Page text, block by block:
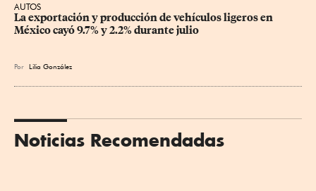
AUTOS
La exportación y producción de vehículos ligeros en
México cayó 9.7% y 2.2% durante julio
Por Lilia González
Noticias Recomendadas